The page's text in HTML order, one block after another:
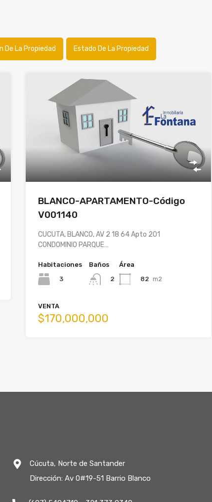
De La Propiedad Estado De La Propiedad
BLANCO-APARTAMENTO-Código
V001140
CUCUTA, BLANCO, AV 2 18 64 Apto 201
CONDOMINIO PARQUE…
Habitaciones
3
Baños
2
Área
82 m2
VENTA
$170,000,000
Cúcuta, Norte de Santander
Dirección: Av 0#19-51 Barrio Blanco